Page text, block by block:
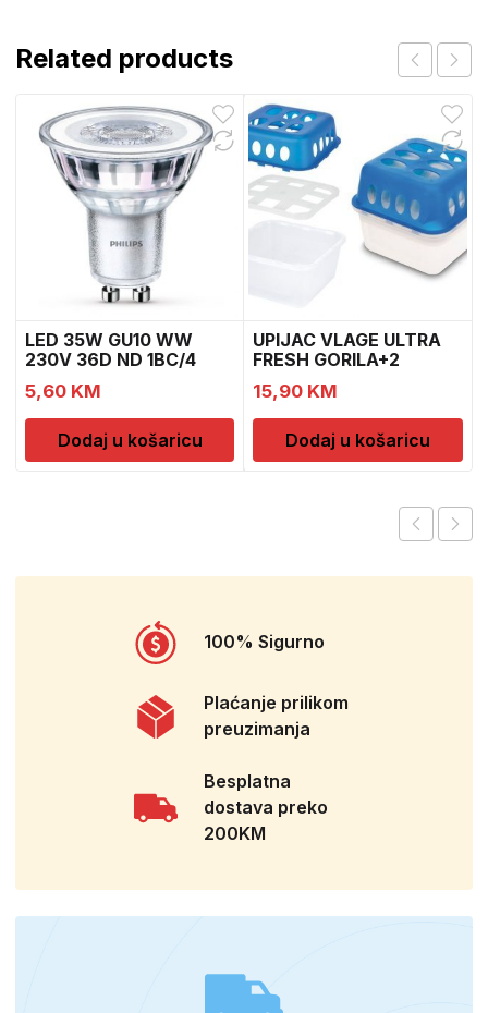
Related products
LED 35W GU10 WW
230V 36D ND 1BC/4
5,60 KM
Dodaj u košaricu
UPIJAC VLAGE ULTRA
FRESH GORILA+2
DOPUNE
15,90 KM
Dodaj u košaricu
100% Sigurno
Plaćanje prilikom
preuzimanja
Besplatna
dostava preko
200KM